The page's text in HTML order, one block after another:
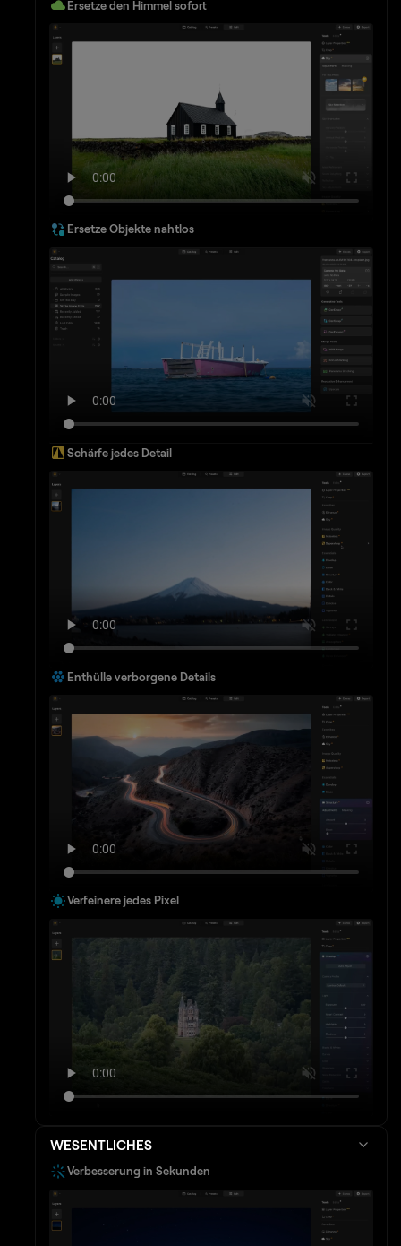
Ersetze den Himmel sofort
Ersetze Objekte nahtlos
Schärfe jedes Detail
Enthülle verborgene Details
Verfeinere jedes Pixel
WESENTLICHES
Verbesserung in Sekunden